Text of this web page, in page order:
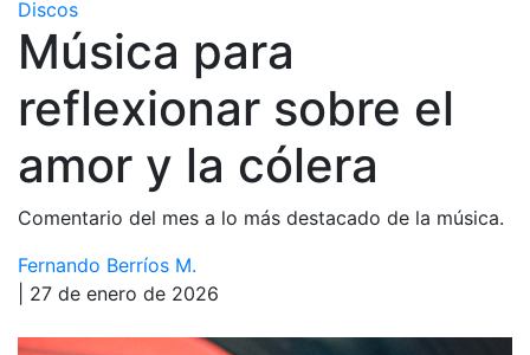
Discos
Música para
reflexionar sobre el
amor y la cólera
Comentario del mes a lo más destacado de la música.
Fernando Berríos M.
| 27 de enero de 2026